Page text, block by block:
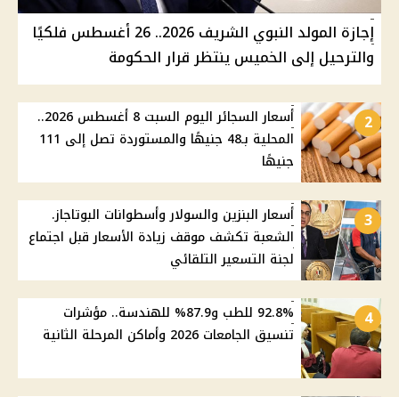
إجازة المولد النبوي الشريف 2026.. 26 أغسطس فلكيًا
والترحيل إلى الخميس ينتظر قرار الحكومة
2
أسعار السجائر اليوم السبت 8 أغسطس 2026..
المحلية بـ48 جنيهًا والمستوردة تصل إلى 111
جنيهًا
3
أسعار البنزين والسولار وأسطوانات البوتاجاز.
الشعبة تكشف موقف زيادة الأسعار قبل اجتماع
لجنة التسعير التلقائي
4
92.8% للطب و87.9% للهندسة.. مؤشرات
تنسيق الجامعات 2026 وأماكن المرحلة الثانية